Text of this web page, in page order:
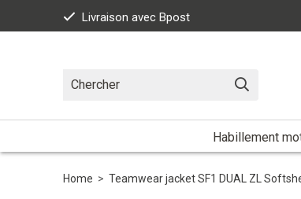
Livraison avec Bpost
Habillement
Home > Teamwear jacket SF1 DUAL ZL